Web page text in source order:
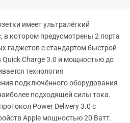
имеет ультралёгкий
в котором предусмотрены 2 порта
гаджетов с стандартом быстрой
Quick Charge 3.0 и мощностью до
технология
подключённого оборудования
подходящей силы тока.
Power Delivery 3.0 с
Apple мощностью 20 Ватт.